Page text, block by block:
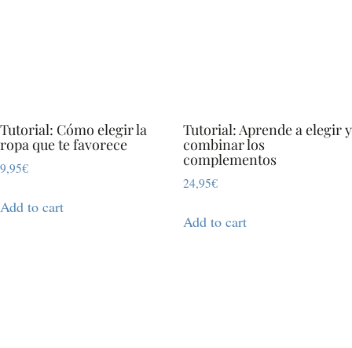
Tutorial: Cómo elegir la
ropa que te favorece
9,95€
Add to cart
Tutorial: Aprende a elegir y
combinar los
complementos
24,95€
Add to cart